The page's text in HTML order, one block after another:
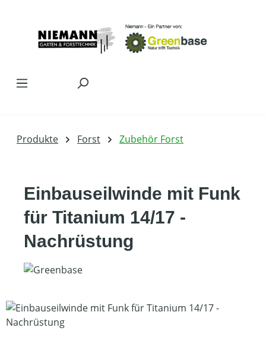
Produkte Forst Zubehör Forst
Einbauseilwinde mit Funk
für Titanium 14/17 -
Nachrüstung
Bildergalerie überspringen